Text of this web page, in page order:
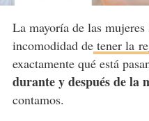
La mayoría de las
incomodidad detener la
exactamente qué está
durante y después de la
contamos.